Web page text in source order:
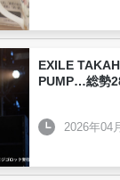
EXILE
PUMP…総勢
2026年04